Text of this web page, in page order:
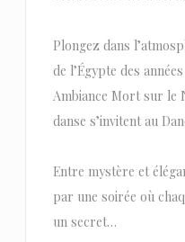
Plongez dans
de l’Égypte des
Ambiance Mort sur le
danse s’invitent au
Entre mystère et
par une soirée où
un secret…